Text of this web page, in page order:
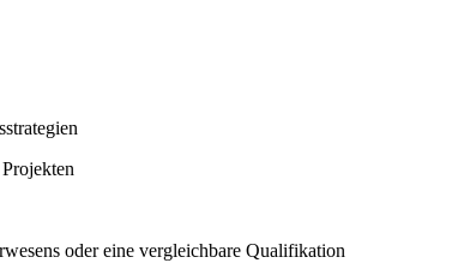
oder eine vergleichbare Qualifikation